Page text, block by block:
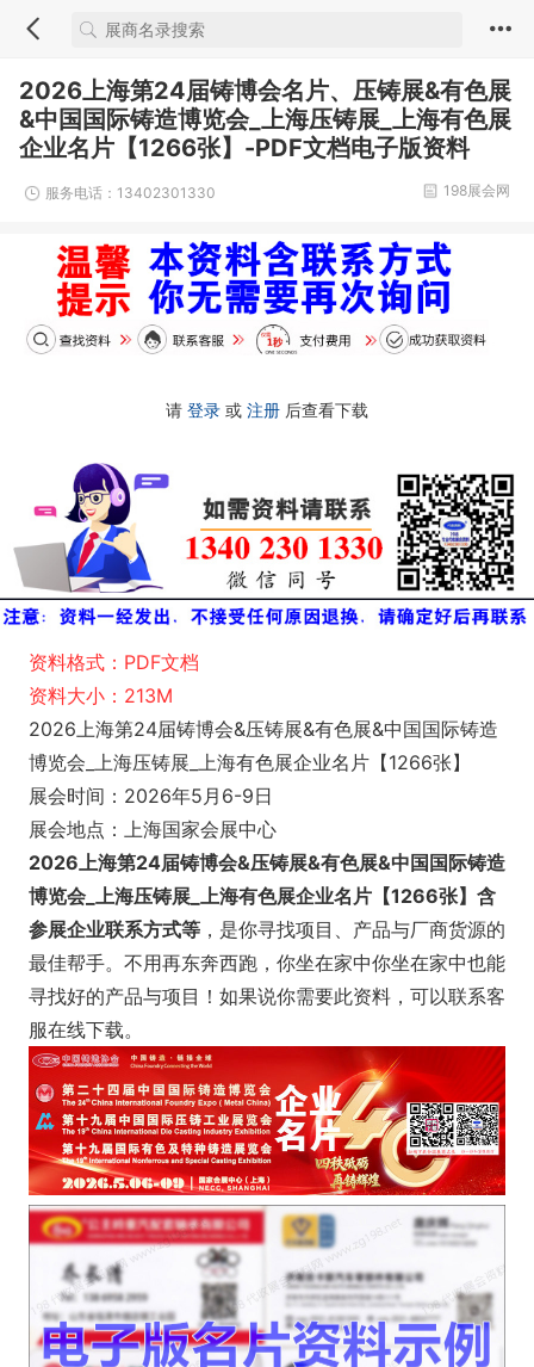
2026上海第24届铸博会名片、压铸展&有色展
&中国国际铸造博览会_上海压铸展_上海有色展
企业名片【1266张】-PDF文档电子版资料
服务电话：13402301330 198展会网
请 登录 或 注册 后查看下载
资料格式：PDF文档
资料大小：213M
2026上海第24届铸博会&压铸展&有色展&中国国际铸造
博览会_上海压铸展_上海有色展企业名片【1266张】
展会时间：2026年5月6-9日
展会地点：上海国家会展中心
2026上海第24届铸博会&压铸展&有色展&中国国际铸造
博览会_上海压铸展_上海有色展企业名片【1266张】含
参展企业联系方式等 ，是你寻找项目、产品与厂商货源的
最佳帮手。不用再东奔西跑，你坐在家中你坐在家中也能
寻找好的产品与项目！如果说你需要此资料，可以联系客
服在线下载。